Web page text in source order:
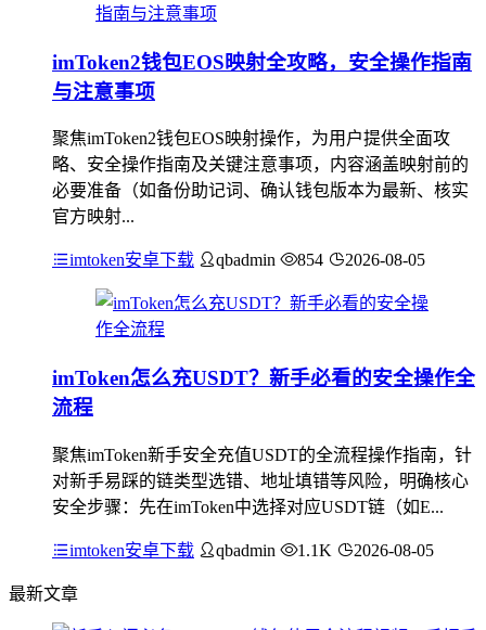
imToken2钱包EOS映射全攻略，安全操作指南
与注意事项
聚焦imToken2钱包EOS映射操作，为用户提供全面攻
略、安全操作指南及关键注意事项，内容涵盖映射前的
必要准备（如备份助记词、确认钱包版本为最新、核实
官方映射...
imtoken安卓下载 qbadmin 854 2026-08-05
imToken怎么充USDT？新手必看的安全操作全
流程
聚焦imToken新手安全充值USDT的全流程操作指南，针
对新手易踩的链类型选错、地址填错等风险，明确核心
安全步骤：先在imToken中选择对应USDT链（如E...
imtoken安卓下载 qbadmin 1.1K 2026-08-05
最新文章